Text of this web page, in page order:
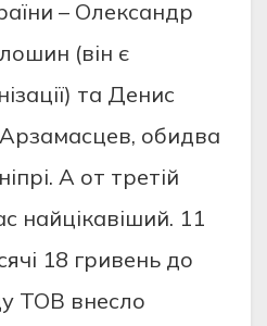
– Олександр
(він є
та Денис
обидва
А от третій
найцікавіший. 11
18 гривень до
ТОВ внесло